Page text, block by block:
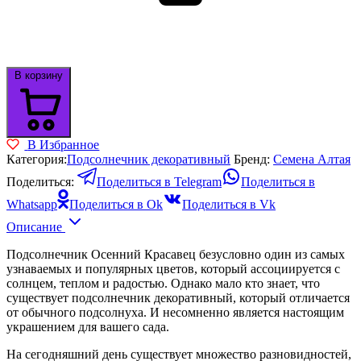
В корзину
В Избранное
Категория:Подсолнечник декоративный Бренд: Семена Алтая
Поделиться:
Поделиться в Telegram
Поделиться в
Whatsapp
Поделиться в Ok
Поделиться в Vk
Описание
Подсолнечник Осенний Красавец безусловно один из самых
узнаваемых и популярных цветов, который ассоциируется с
солнцем, теплом и радостью. Однако мало кто знает, что
существует подсолнечник декоративный, который отличается
от обычного подсолнуха. И несомненно является настоящим
украшением для вашего сада.
На сегодняшний день существует множество разновидностей,